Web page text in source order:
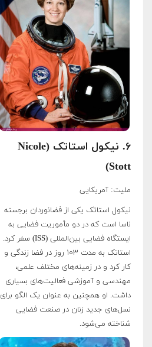
۶. نیکول استاتک (Nicole
Stott)
ملیت: آمریکایی
نیکول استاتک یکی از فضانوردان برجسته
ناسا است که در دو مأموریت فضایی به
ایستگاه فضایی بین‌المللی (ISS) سفر کرد.
استاتک به مدت ۱۰۳ روز در فضا زندگی و
کار کرد و در زمینه‌های مختلف علمی،
مهندسی و آموزشی فعالیت‌های بسیاری
داشت. او همچنین به عنوان یک الگو برای
نسل‌های جدید زنان در صنعت فضایی
شناخته می‌شود.